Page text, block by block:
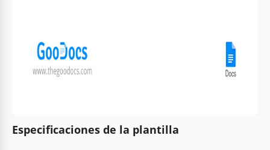
Especificaciones de la plantilla